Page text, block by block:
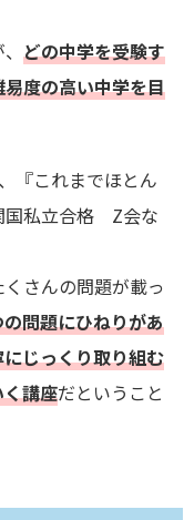
どの中学を受験す
度の高い中学を目
『これまでほとん
国私立合格 Z会な
さんの問題が載っ
問題にひねりがあ
じっくり取り組む
講座だということ